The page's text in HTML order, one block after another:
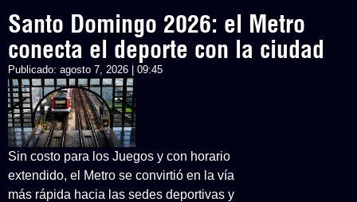
Santo Domingo 2026: el Metro
conecta el deporte con la ciudad
Publicado: agosto 7, 2026 | 09:45
Sin costo para los Juegos y con horario
extendido, el Metro se convirtió en la vía
más rápida hacia las sedes deportivas y